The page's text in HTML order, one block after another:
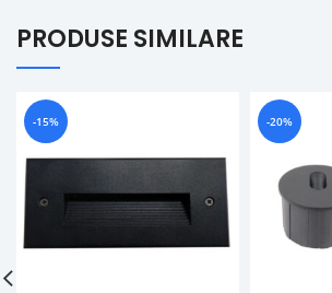
PRODUSE SIMILARE
-15% -20%